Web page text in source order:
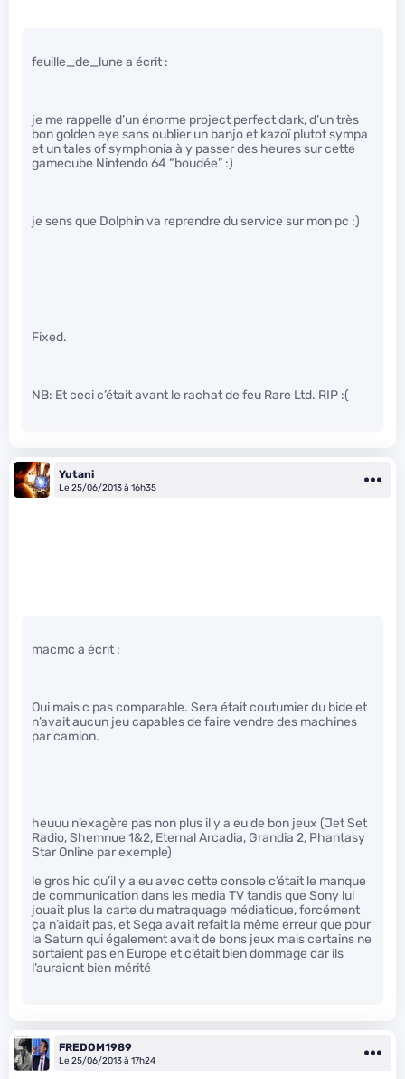
feuille_de_lune a écrit :
je me rappelle d’un énorme project perfect dark, d’un très
bon golden eye sans oublier un banjo et kazoï plutot sympa
et un tales of symphonia à y passer des heures sur cette
gamecube Nintendo 64 “boudée” :)
je sens que Dolphin va reprendre du service sur mon pc :)
Fixed.
NB: Et ceci c’était avant le rachat de feu Rare Ltd. RIP :(
Yutani
Le 25/06/2013 à 16h35
macmc a écrit :
Oui mais c pas comparable. Sera était coutumier du bide et
n’avait aucun jeu capables de faire vendre des machines
par camion.
heuuu n’exagère pas non plus il y a eu de bon jeux (Jet Set
Radio, Shemnue 1&2, Eternal Arcadia, Grandia 2, Phantasy
Star Online par exemple)
le gros hic qu’il y a eu avec cette console c’était le manque
de communication dans les media TV tandis que Sony lui
jouait plus la carte du matraquage médiatique, forcément
ça n’aidait pas, et Sega avait refait la même erreur que pour
la Saturn qui également avait de bons jeux mais certains ne
sortaient pas en Europe et c’était bien dommage car ils
l’auraient bien mérité
FREDOM1989
Le 25/06/2013 à 17h24